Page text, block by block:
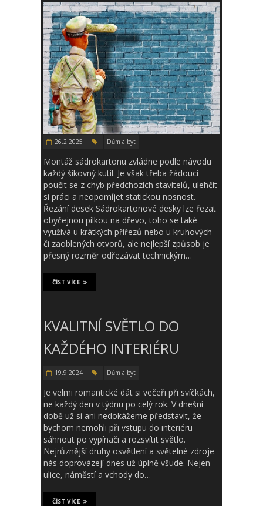
26.2.2025 Dům a byt
Montáž sádrokartonu zvládne podle návodu
každý šikovný kutil. Je však třeba žádoucí
poučit se z chyb předchozích stavitelů, ulehčit
si práci a neopomíjet statickou nosnost.
Řezání desek Sádrokartonové desky lze řezat
obyčejnou pilkou na dřevo, toho se také
využívá u krátkých přířezů nebo u kruhových
či zaoblených otvorů, ale nejlepší způsob je
přesný rozměr odřezávat technickým…
ČÍST VÍCE
KVALITNÍ SVĚTLO DO
KAŽDÉHO INTERIÉRU
19.9.2024 Dům a byt
Je velmi romantické dát si večeři při svíčkách,
ne každý den v týdnu po celý rok. V dnešní
době už si ani nedokážeme představit, že
bychom nemohli při vstupu do interiéru
sáhnout po vypínači a rozsvítit světlo.
Nejrůznější druhy osvětlení a světelné zdroje
nás doprovázejí dnes už úplně všude. Nejen
ulice, náměstí a vchody do…
ČÍST VÍCE